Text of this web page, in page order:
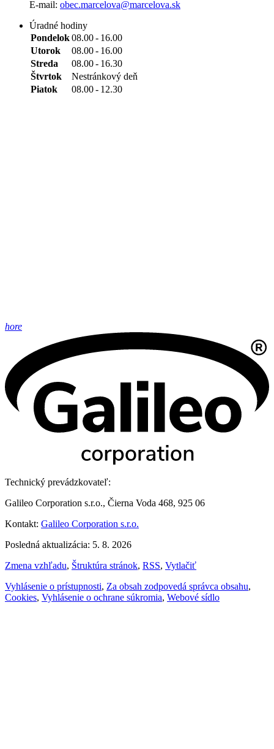
E-mail: obec.marcelova@marcelova.sk
Úradné hodiny
Pondelok08.00- 16.00
Utorok
08.00- 16.00
Streda
08.00- 16.30
Štvrtok
Nestránkový deň
Piatok
08.00- 12.30
hore
Technický prevádzkovateľ:
Galileo Corporation s.r.o., Čierna Voda 468, 925 06
Kontakt: Galileo Corporation s.r.o.
Posledná aktualizácia: 5. 8. 2026
Zmena vzhľadu, Štruktúra stránok, RSS, Vytlačiť
Vyhlásenie o prístupnosti, Za obsah zodpovedá správca obsahu,
Cookies, Vyhlásenie o ochrane súkromia, Webové sídlo